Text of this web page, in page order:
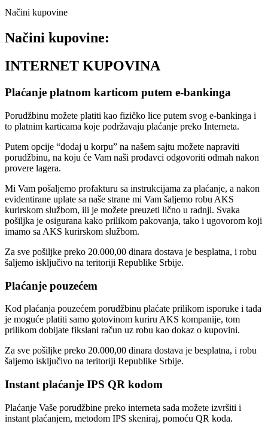
Načini kupovine
Načini kupovine:
INTERNET KUPOVINA
Plaćanje platnom karticom putem e-bankinga
Porudžbinu možete platiti kao fizičko lice putem svog e-bankinga i
to platnim karticama koje podržavaju plaćanje preko Interneta.
Putem opcije “dodaj u korpu” na našem sajtu možete napraviti
porudžbinu, na koju će Vam naši prodavci odgovoriti odmah nakon
provere lagera.
Mi Vam pošaljemo profakturu sa instrukcijama za plaćanje, a nakon
evidentirane uplate sa naše strane mi Vam šaljemo robu AKS
kurirskom službom, ili je možete preuzeti lično u radnji. Svaka
pošiljka je osigurana kako prilikom pakovanja, tako i ugovorom koji
imamo sa AKS kurirskom službom.
Za sve pošiljke preko 20.000,00 dinara dostava je besplatna, i robu
šaljemo isključivo na teritoriji Republike Srbije.
Plaćanje pouzećem
Kod plaćanja pouzećem porudžbinu plaćate prilikom isporuke i tada
je moguće platiti samo gotovinom kuriru AKS kompanije, tom
prilikom dobijate fikslani račun uz robu kao dokaz o kupovini.
Za sve pošiljke preko 20.000,00 dinara dostava je besplatna, i robu
šaljemo isključivo na teritoriji Republike Srbije.
Instant plaćanje IPS QR kodom
Plaćanje Vaše porudžbine preko interneta sada možete izvršiti i
instant plaćanjem, metodom IPS skeniraj, pomoću QR koda.